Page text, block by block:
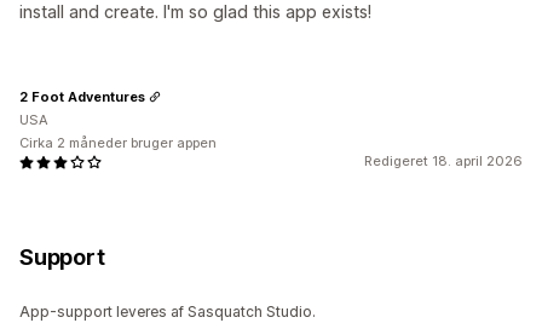
install and create. I'm so glad this app exists!
Redigeret 18. april 2026
2 Foot Adventures
USA
Cirka 2 måneder bruger appen
Support
App-support leveres af Sasquatch Studio.